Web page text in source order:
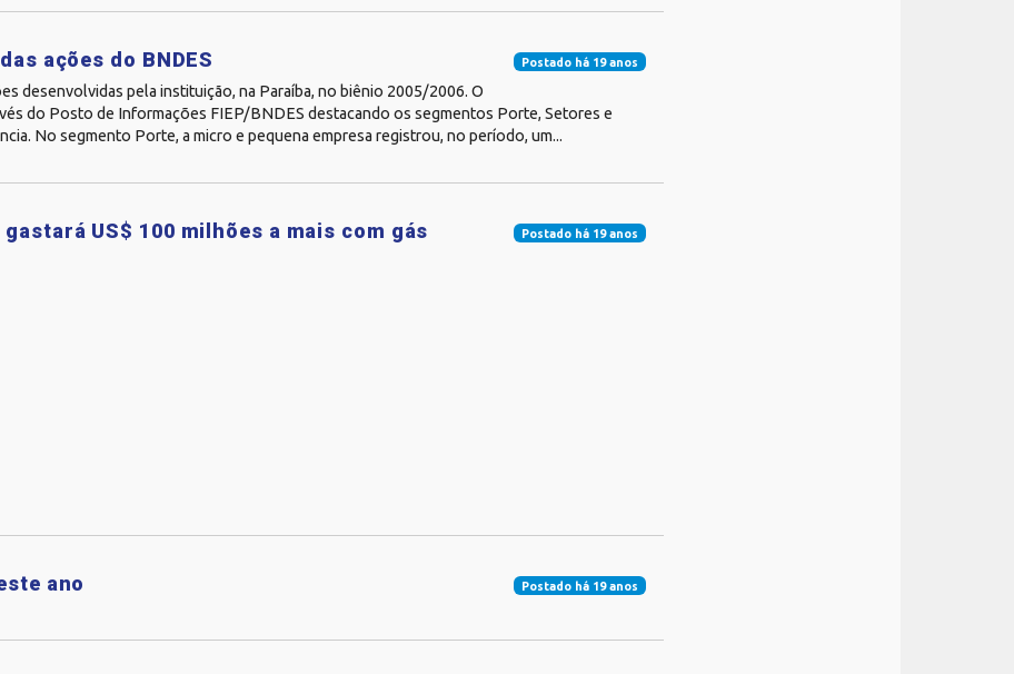
Postado há 19 anos
ações do BNDES
desenvolvidas pela instituição, na Paraíba, no biênio 2005/2006. O
do Posto de Informações FIEP/BNDES destacando os segmentos Porte, Setores e
No segmento Porte, a micro e pequena empresa registrou, no período, um...
Postado há 19 anos
US$ 100 milhões a mais com gás
Postado há 19 anos
ano